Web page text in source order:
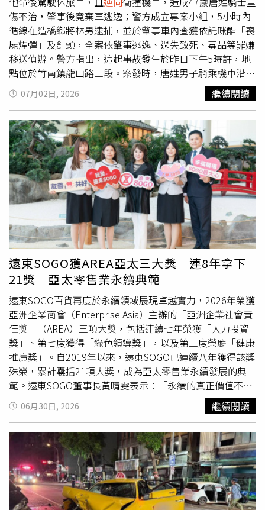
管理： 對首購、自住及「先買後賣」的實質換屋族，適度
提高第二戶合理貸款成數至七成，甚至七成五，避免家庭因
居住需求升級而被迫產生違約。第二，檢討高價住宅門檻：
應依房價、所得與營建成本變化，重新檢討高價住宅認定門
檻。台北七千萬元應提高為八千萬元，新北市六千萬元應提
高為七千萬元，其餘地區四千萬元應拉高到五千萬元，還給
中產階級正常的貸款空間。第三，採風險分級核貸： 對具
開發實績、非投機囤地、確實投入都更、危老或ESG綠建築
的建商，建議土建融資可適度回到六成，以維持合理供給與
避免資金斷鏈。第四，建立預審預警機制： 銀行應建立交
屋前六個月的預審與鑑價預警機制，及早揭露可能的核貸落
差，讓購屋人、建商與銀行有時間調整資金。第五，檢討限
期開工規範： 應檢討18個月限期開工規範，依都市更新、
合建案、偏鄉或大型複合開發等不同條件給予彈性，避免為
趕期限而壓縮規畫品質。竹科外溢效應撐盤！ 竹東、新豐
房價逆勢衝高 漲幅居前段班跨條溪換台北門牌？ 中永和人
「這原因」集體逆向北漂了！輝達總部效應發威！ 北投房
市交易暴增3成 科技買盤湧入北士科
傷不治，肇事後竟棄車逃逸；警方成立專案小組，5小時內
循線在造橋鄉將林男逮捕，並於肇事車內查獲依託咪酯「喪
屍煙彈」及針頭，全案依肇事逃逸、過失致死、毒品等罪嫌
移送偵辦。警方指出，這起事故發生於昨日下午5時許，地
點位於竹南鎮龍山路三段。案發時，唐姓男子騎乘機車沿龍
山路由西往東行駛時，對向林男駕駛的休旅車突然跨越車道
逆向行駛，雙方迎面猛烈碰撞，強大撞擊力道還波及停放路
旁的3輛機車。警消獲報趕抵現場後，立即將傷勢嚴重的唐
男送醫急救，但仍因傷重宣告不治。至於林男並未留在現場
協助救護或報警，而是棄車逃離，警方隨即成立專案小組展
開追查。經調閱監視器及循線追緝，警方於案發約5小時
後，在造橋鄉查獲林男到案。調查發現，林男案發前曾施用
安非他命後駕車，警方並在其肇事車輛內查扣1支針頭及1個
毛重5.5公克、含依託咪酯的電子煙彈，俗稱「喪屍煙
彈」。警方已將查扣毒品及相關證物送驗，全案訊後依肇事
逃逸、過失致死、持有及施用毒品等罪嫌移送檢方偵辦，並
將持續釐清事故發生原因及相關責任。
07月02日, 2026 繼續閱讀
遠東SOGO獲AREA亞太三大獎 連8年拿下
21獎 亞太零售業永續典範
遠東SOGO百貨再度於永續領域展現卓越實力，2026年榮獲
亞洲企業商會（Enterprise Asia）主辦的「亞洲企業社會責
任獎」（AREA）三項大獎，包括連續七年榮獲「人力投資
獎」、第七度獲得「綠色領導獎」，以及第三度榮膺「健康
推廣獎」。自2019年以來，遠東SOGO已連續八年獲得該獎
殊榮，累計囊括21項大獎，成為亞太零售業永續發展的典
範。遠東SOGO董事長黃晴雯表示：「永續的真正價值不僅
在於企業自身的努力，更在於能否帶動更多人共同參與。我
們希望透過零售通路的影響力，讓永續成為消費者、供應商
及社會大眾的日常行動，進一步創造更大的社會價值。」遠
東SOGO忠孝館Fresh Mart創百貨第一、導入生鮮容器rPET
托盤，以常態性回收贈點活動，攜手消費者共同實現循環經
濟。（照片提供／遠東SOGO）遠東SOGO以「節能減排、
永續消費、循環商模」三大策略為核心，全面推動淨零轉
型，並因此再度榮獲「綠色領導獎」殊榮。作為國際倡議
06月30日, 2026 繼續閱讀